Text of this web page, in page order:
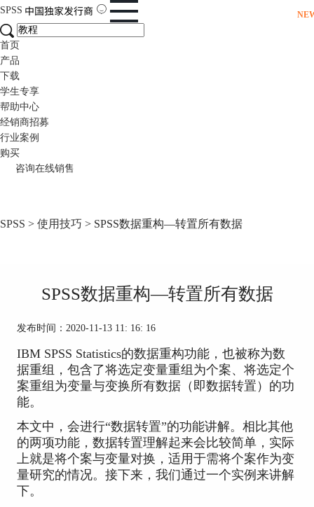
SPSS
首页
产品
下载
学生专享
帮助中心
经销商招募
行业案例
购买
咨询在线销售
SPSS > 使用技巧 > SPSS数据重构—转置所有数据
SPSS数据重构—转置所有数据
发布时间：2020-11-13 11: 16: 16
IBM SPSS Statistics的数据重构功能，也被称为数
据重组，包含了将选定变量重组为个案、将选定个
案重组为变量与变换所有数据（即数据转置）的功
能。
本文中，会进行“数据转置”的功能讲解。相比其他
的两项功能，数据转置理解起来会比较简单，实际
上就是将个案与变量对换，适用于需将个案作为变
量研究的情况。接下来，我们通过一个实例来讲解
下。